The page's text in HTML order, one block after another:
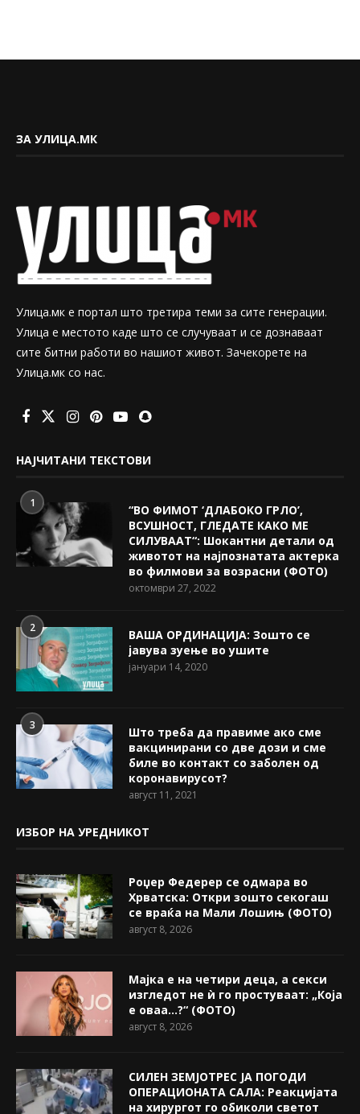
ЗА УЛИЦА.МК
Улица.мк е портал што третира теми за сите генерации.
Улица е местото каде што се случуваат и се дознаваат
сите битни работи во нашиот живот. Зачекорете на
Улица.мк со нас.
НАЈЧИТАНИ ТЕКСТОВИ
1
“ВО ФИМОТ ‘ДЛАБОКО ГРЛО’,
ВСУШНОСТ, ГЛЕДАТЕ КАКО МЕ
СИЛУВААТ“: Шокантни детали од
животот на најпознатата актерка
во филмови за возрасни (ФОТО)
октомври 27, 2022
2
ВАША ОРДИНАЦИЈА: Зошто се
јавува зуење во ушите
јануари 14, 2020
3
Што треба да правиме ако сме
вакцинирани со две дози и сме
биле во контакт со заболен од
коронавирусот?
август 11, 2021
ИЗБОР НА УРЕДНИКОТ
Роџер Федерер се одмара во
Хрватска: Откри зошто секогаш
се враќа на Мали Лошињ (ФОТО)
август 8, 2026
Мајка е на четири деца, а секси
изгледот не ѝ го простуваат: „Која
е оваа…?“ (ФОТО)
август 8, 2026
СИЛЕН ЗЕМЈОТРЕС ЈА ПОГОДИ
ОПЕРАЦИОНАТА САЛА: Реакцијата
на хирургот го обиколи светот